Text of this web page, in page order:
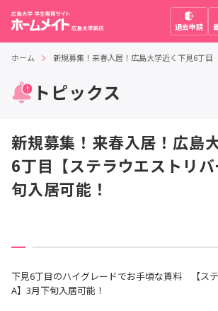
退去申請
ホーム 新規募集！来春入居！広島大学近く下見6丁
トピックス
新規募集！来春入居！広島
6丁目【ステラウエストリ
旬入居可能！
下見6丁目のハイグレードでお手頃な賃料 【ス
A】3月下旬入居可能！